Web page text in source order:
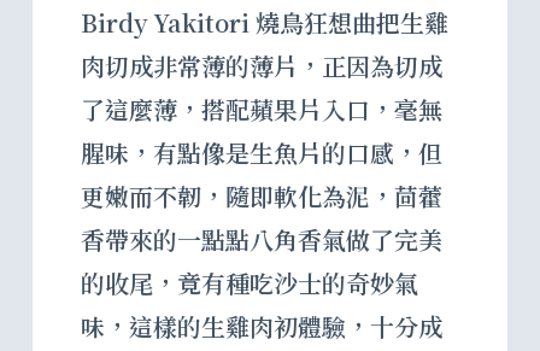
Birdy Yakitori 燒鳥狂想曲把生雞
肉切成非常薄的薄片，正因為切成
了這麼薄，搭配蘋果片入口，毫無
腥味，有點像是生魚片的口感，但
更嫩而不韌，隨即軟化為泥，茴藿
香帶來的一點點八角香氣做了完美
的收尾，竟有種吃沙士的奇妙氣
味，這樣的生雞肉初體驗，十分成